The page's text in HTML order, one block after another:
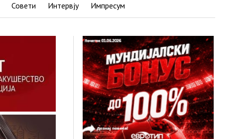
Совети Интервју Импресум